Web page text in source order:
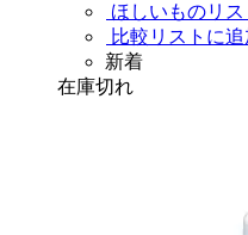
ほしいものリ
比較リストに追
新着
在庫切れ